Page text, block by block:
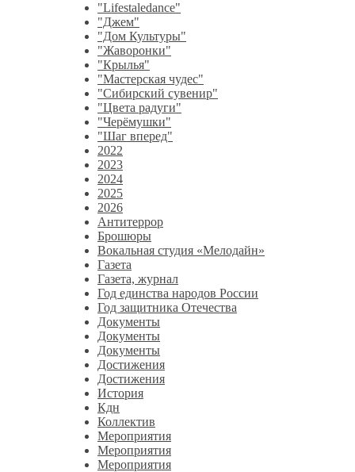
"Lifestaledance"
"Джем"
"Дом Культуры"
"Жаворонки"
"Крылья"
"Мастерская чудес"
"Сибирский сувенир"
"Цвета радуги"
"Черёмушки"
"Шаг вперед"
2022
2023
2024
2025
2026
Антитеррор
Брошюры
Вокальная студия «Мелодайн»
Газета
Газета, журнал
Год единства народов России
Год защитника Отечества
Документы
Документы
Документы
Достижения
Достижения
История
Кдн
Коллектив
Мероприятия
Мероприятия
Мероприятия